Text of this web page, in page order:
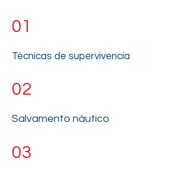
01
Técnicas de supervivencia
02
Salvamento náutico
03